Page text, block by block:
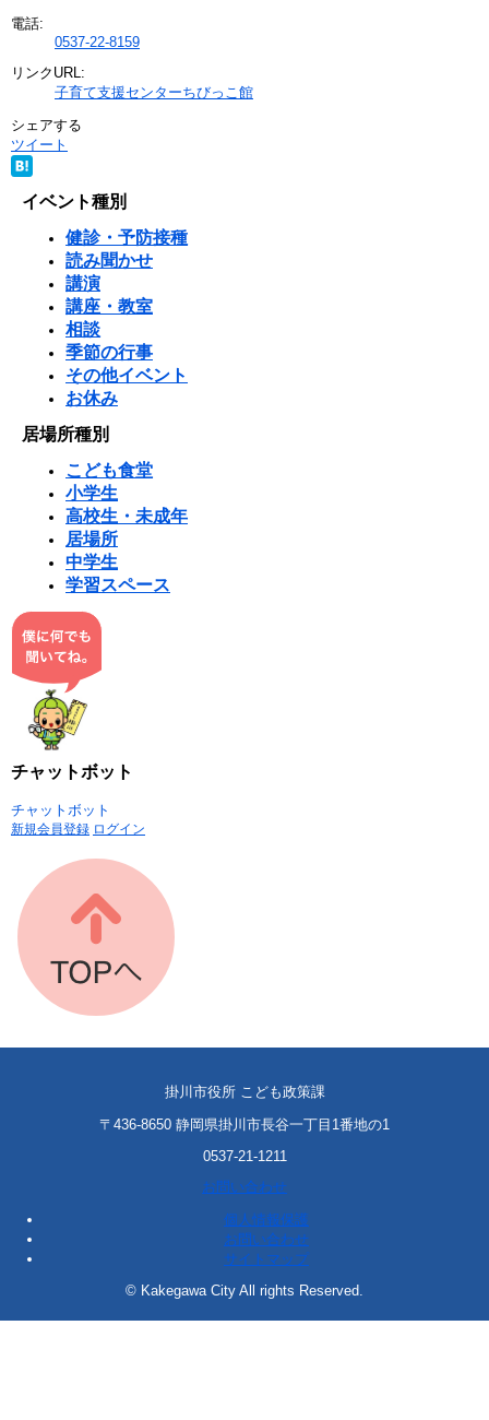
電話:
0537-22-8159
リンクURL:
子育て支援センターちびっこ館
シェアする
ツイート
イベント種別
健診・予防接種
読み聞かせ
講演
講座・教室
相談
季節の行事
その他イベント
お休み
居場所種別
こども食堂
小学生
高校生・未成年
居場所
中学生
学習スペース
チャットボット
チャットボット
新規会員登録 ログイン
掛川市役所 こども政策課
〒436-8650 静岡県掛川市長谷一丁目1番地の1
0537-21-1211
お問い合わせ
個人情報保護
お問い合わせ
サイトマップ
© Kakegawa City All rights Reserved.